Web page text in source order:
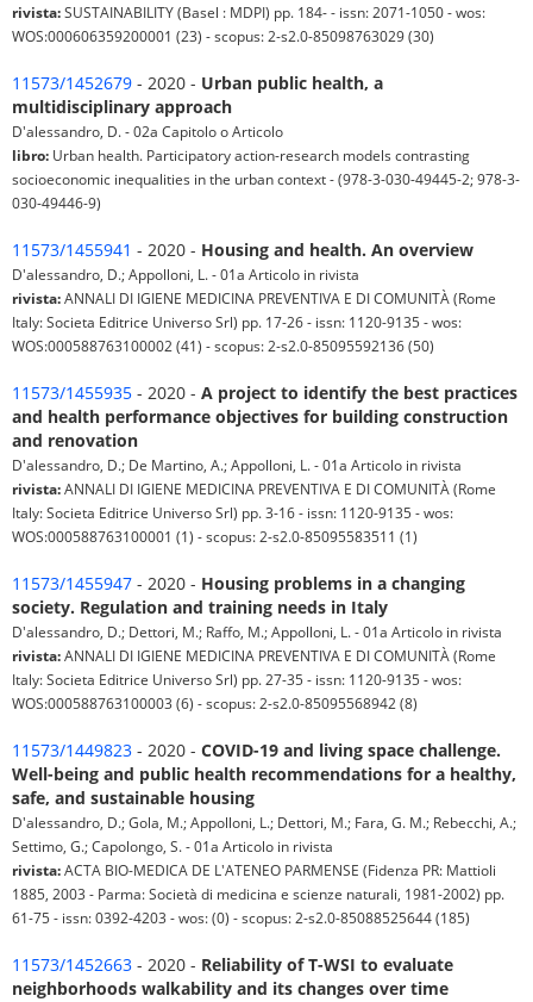
rivista:SUSTAINABILITY (Basel : MDPI) pp. 184- - issn: 2071-1050 - wos:
WOS:000606359200001 (23) - scopus: 2-s2.0-85098763029 (30)
11573/1452679 - 2020 - Urban public health, a
multidisciplinary approach
D'alessandro, D. - 02a Capitolo o Articolo
libro: Urban health. Participatory action-research models contrasting
socioeconomic inequalities in the urban context - (978-3-030-49445-2; 978-3-
030-49446-9)
11573/1455941 - 2020 - Housing and health. An overview
D'alessandro, D.; Appolloni, L. - 01a Articolo in rivista
rivista:ANNALI DI IGIENE MEDICINA PREVENTIVA E DI COMUNITÀ (Rome
Italy: Societa Editrice Universo Srl) pp. 17-26 - issn: 1120-9135 - wos:
WOS:000588763100002 (41) - scopus: 2-s2.0-85095592136 (50)
11573/1455935 - 2020 - A project to identify the best practices
and health performance objectives for building construction
and renovation
D'alessandro, D.; De Martino, A.; Appolloni, L. - 01a Articolo in rivista
rivista:ANNALI DI IGIENE MEDICINA PREVENTIVA E DI COMUNITÀ (Rome
Italy: Societa Editrice Universo Srl) pp. 3-16 - issn: 1120-9135 - wos:
WOS:000588763100001 (1) - scopus: 2-s2.0-85095583511 (1)
11573/1455947 - 2020 - Housing problems in a changing
society. Regulation and training needs in Italy
D'alessandro, D.; Dettori, M.; Raffo, M.; Appolloni, L. - 01a Articolo in rivista
rivista:ANNALI DI IGIENE MEDICINA PREVENTIVA E DI COMUNITÀ (Rome
Italy: Societa Editrice Universo Srl) pp. 27-35 - issn: 1120-9135 - wos:
WOS:000588763100003 (6) - scopus: 2-s2.0-85095568942 (8)
11573/1449823 - 2020 - COVID-19 and living space challenge.
Well-being and public health recommendations for a healthy,
safe, and sustainable housing
D'alessandro, D.; Gola, M.; Appolloni, L.; Dettori, M.; Fara, G. M.; Rebecchi, A.;
Settimo, G.; Capolongo, S. - 01a Articolo in rivista
rivista:ACTA BIO-MEDICA DE L'ATENEO PARMENSE (Fidenza PR: Mattioli
1885, 2003 - Parma: Società di medicina e scienze naturali, 1981-2002) pp.
61-75 - issn: 0392-4203 - wos: (0) - scopus: 2-s2.0-85088525644 (185)
11573/1452663 - 2020 - Reliability of T-WSI to evaluate
neighborhoods walkability and its changes over time